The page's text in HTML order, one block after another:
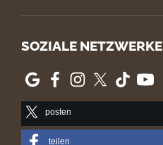
SOZIALE NETZWERKE
posten
teilen